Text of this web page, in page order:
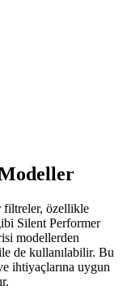
filtreler, özellikle
Silent Performer
modellerden
de kullanılabilir. Bu
ihtiyaçlarına uygun